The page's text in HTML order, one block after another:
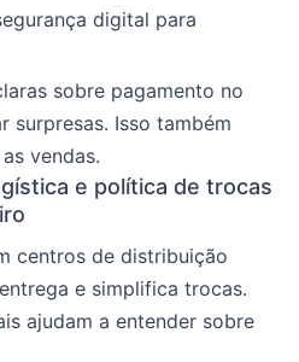
digital para
sobre pagamento no
surpresas. Isso também
vendas.
e política de trocas
centros de distribuição
e simplifica trocas.
ajudam a entender sobre